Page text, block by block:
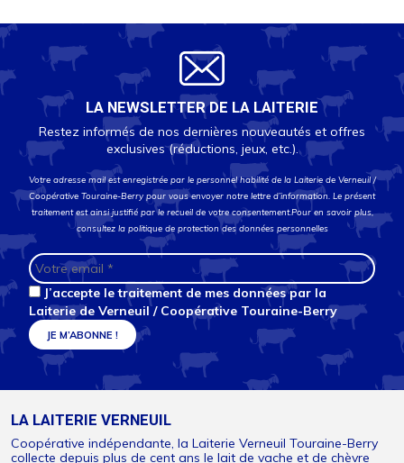
LA NEWSLETTER DE LA LAITERIE
Restez informés de nos dernières nouveautés et offres
exclusives (réductions, jeux, etc.).
Votre adresse mail est enregistrée par le personnel habilité de la Laiterie de Verneuil /
Coopérative Touraine-Berry pour vous envoyer notre lettre d’information. Le présent
traitement est ainsi justifié par le recueil de votre consentement.Pour en savoir plus,
consultez la politique de protection des données personnelles
J’accepte le traitement de mes données par la
Laiterie de Verneuil / Coopérative Touraine-Berry
LA LAITERIE VERNEUIL
Coopérative indépendante, la Laiterie Verneuil Touraine-Berry
collecte depuis plus de cent ans le lait de vache et de chèvre